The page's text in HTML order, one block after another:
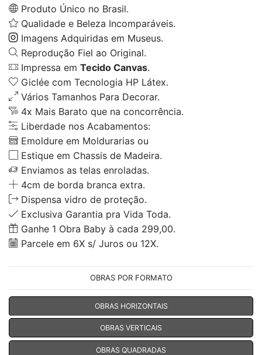
Produto Único no Brasil.
Qualidade e Beleza Incomparáveis.
Imagens Adquiridas em Museus.
Reprodução Fiel ao Original.
Impressa em Tecido Canvas.
Giclée com Tecnologia HP Látex.
Vários Tamanhos Para Decorar.
4x Mais Barato que na concorrência.
Liberdade nos Acabamentos:
Emoldure em Moldurarias ou
Estique em Chassis de Madeira.
Enviamos as telas enroladas.
4cm de borda branca extra.
Dispensa vidro de proteção.
Exclusiva Garantia pra Vida Toda.
Ganhe 1 Obra Baby à cada 299,00.
Parcele em 6X s/ Juros ou 12X.
OBRAS POR FORMATO
OBRAS HORIZONTAIS
OBRAS VERTICAIS
OBRAS QUADRADAS